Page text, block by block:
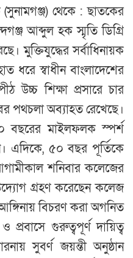
থেকে : ছাতকের
আব্দুল হক স্মৃতি ডিগ্রি
মুক্তিযুদ্ধের সর্বাধিনায়ক
ধরে স্বাধীন বাংলাদেশের
উচ্চ শিক্ষা প্রসারে চার
পথচলা অব্যাহত রেখেছে।
বছরের মাইলফলক স্পর্শ
এদিকে, ৫০ বছর পূর্তিকে
শনিবার কলেজের
গ্রহণ করেছেন কলেজ
আঙ্গিনায় বিচরণ করা অগনিত
ও প্রবাসে গুরুত্বপূর্ণ দায়িত্ব
সুবর্ণ জয়ন্তী অনুষ্ঠান